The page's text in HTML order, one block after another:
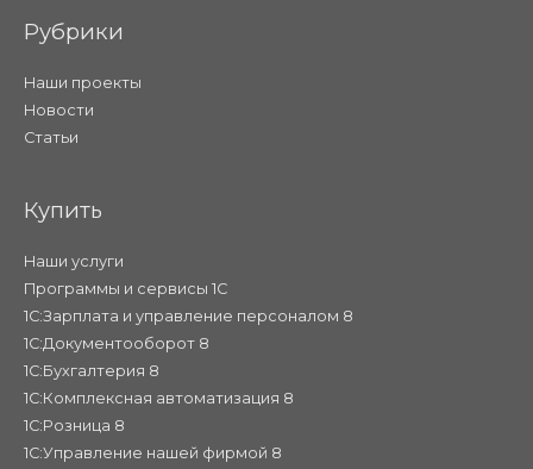
Рубрики
Наши проекты
Новости
Статьи
Купить
Наши услуги
Программы и сервисы 1С
1С:Зарплата и управление персоналом 8
1С:Документооборот 8
1С:Бухгалтерия 8
1С:Комплексная автоматизация 8
1С:Розница 8
1С:Управление нашей фирмой 8